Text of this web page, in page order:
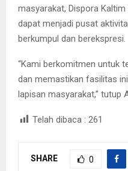
masyarakat, Dispora
dapat menjadi pusat
berkumpul dan berekspresi.
“Kami berkomitmen untuk
dan memastikan fasilitas
lapisan masyarakat,” tutup
Telah dibaca : 261
SHARE 0